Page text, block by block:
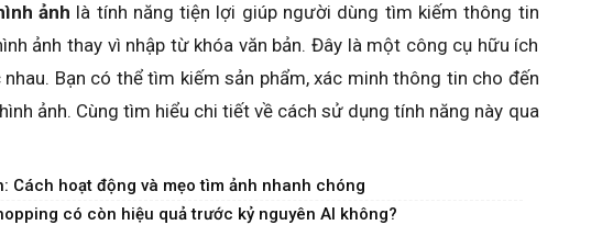
ảnh là tính năng tiện lợi giúp người dùng tìm kiếm thông tin
ảnh thay vì nhập từ khóa văn bản. Đây là một công cụ hữu ích
Bạn có thể tìm kiếm sản phẩm, xác minh thông tin cho đến
ảnh. Cùng tìm hiểu chi tiết về cách sử dụng tính năng này qua
Cách hoạt động và mẹo tìm ảnh nhanh chóng
có còn hiệu quả trước kỷ nguyên AI không?